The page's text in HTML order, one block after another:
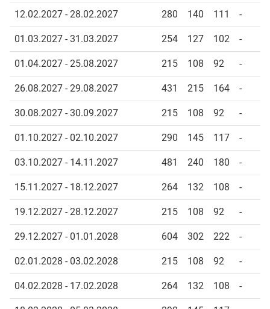
12.02.2027 - 28.02.2027 280 140 111 -
01.03.2027 - 31.03.2027 254 127 102 -
01.04.2027 - 25.08.2027 215 108 92 -
26.08.2027 - 29.08.2027 431 215 164 -
30.08.2027 - 30.09.2027 215 108 92 -
01.10.2027 - 02.10.2027 290 145 117 -
03.10.2027 - 14.11.2027 481 240 180 -
15.11.2027 - 18.12.2027 264 132 108 -
19.12.2027 - 28.12.2027 215 108 92 -
29.12.2027 - 01.01.2028 604 302 222 -
02.01.2028 - 03.02.2028 215 108 92 -
04.02.2028 - 17.02.2028 264 132 108 -